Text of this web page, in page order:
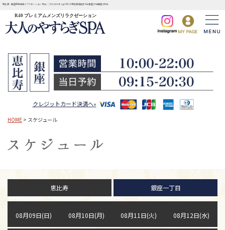
恵比寿・銀座完全個室リラクゼーションサロン | 大人のやすらぎSPA JR恵比寿駅徒歩3分 銀座1丁目駅徒歩3分
R40 プレミアムメンズリラクゼーション
クレジットカード決済へ»
HOME > スケジュール
恵比寿 銀座一丁目
08月09日(日) 08月10日(月) 08月11日(火) 08月12日(水)